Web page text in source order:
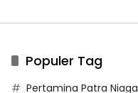
Populer Tag
Pertamina Patra Niaga